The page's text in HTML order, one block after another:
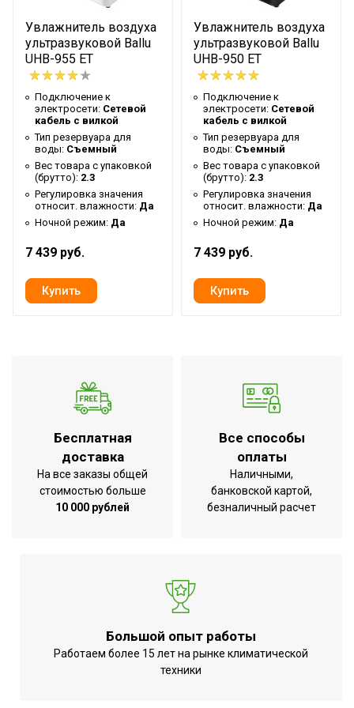
Таймер на отключение
Да
Высота упаковки товара
31
Подсветка резервуара
для воды
Нет
Используемый принцип
увлажнения воздуха
Инновационная
запатентованная 3D
губка с синтетическими
волокнами
Гарантийный документ
Гарантийный талон
Глубина упаковки товара
30
Индикация низкого
Да
умягчения воды в
комплекте
Бренд
Интерьерная подсветка
Ручной режим
UCC-260 C
Индикация заданной
Да
Увлажнитель воздуха
ультразвуковой Ballu
UHB-955 ET
Подключение к
электросети: Сетевой
кабель с вилкой
Тип резервуара для
воды: Съемный
Вес товара с упаковкой
(брутто): 2.3
Регулировка значения
относит. влажности: Да
Ночной режим: Да
7 439 руб.
Увлажнитель воздуха
ультразвуковой Ballu
UHB-950 ET
Подключение к
электросети: Сетевой
кабель с вилкой
Тип резервуара для
воды: Съемный
Вес товара с упаковкой
(брутто): 2.3
Регулировка значения
относит. влажности: Да
Ночной режим: Да
7 439 руб.
Бесплатная
доставка
На все заказы общей
стоимостью больше
10 000 рублей
Все способы
оплаты
Наличными,
банковской картой,
безналичный расчет
Большой опыт работы
Работаем более 15 лет на рынке климатической
техники